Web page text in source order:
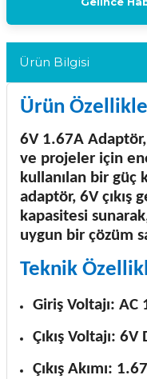
Ürün Bilgisi
Ürün
6V 1.67A Adaptör
ve projeler için
kullanılan bir güç
adaptör, 6Vçıkış
kapasitesi
uygun bir çözüm
Teknik
Giriş Voltajı:
Çıkış Voltajı: 6V
Çıkış Akımı: